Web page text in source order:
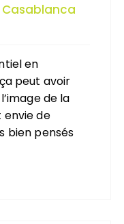
Casablanca
en
peut avoir
de la
envie de
bien pensés